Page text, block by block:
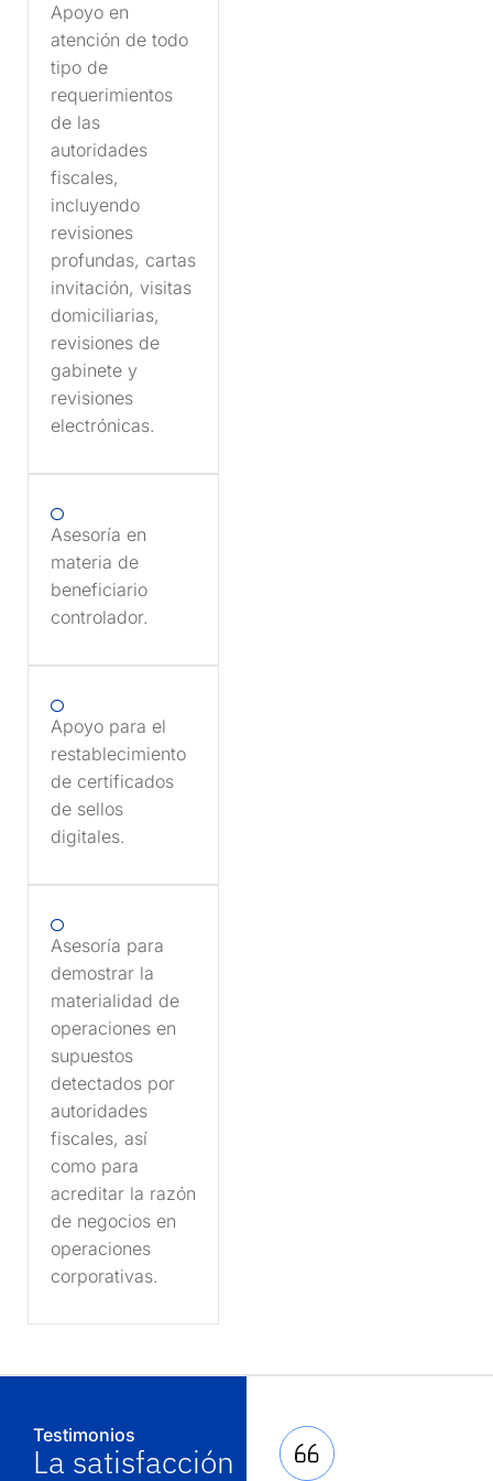
Apoyo en
atención de todo
tipo de
requerimientos
de las
autoridades
fiscales,
incluyendo
revisiones
profundas, cartas
invitación, visitas
domiciliarias,
revisiones de
gabinete y
revisiones
electrónicas.
Asesoría en
materia de
beneficiario
controlador.
Apoyo para el
restablecimiento
de certificados
de sellos
digitales.
Asesoría para
demostrar la
materialidad de
operaciones en
supuestos
detectados por
autoridades
fiscales, así
como para
acreditar la razón
de negocios en
operaciones
corporativas.
Testimonios
La satisfacción